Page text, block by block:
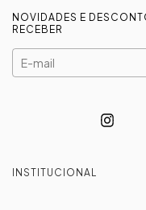
NOVIDADES E
RECEBER
INSTITUCIONAL